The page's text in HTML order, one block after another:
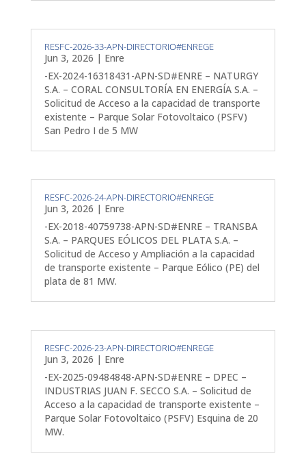
RESFC-2026-33-APN-DIRECTORIO#ENREGE
Jun 3, 2026 | Enre
-EX-2024-16318431-APN-SD#ENRE – NATURGY
S.A. – CORAL CONSULTORÍA EN ENERGÍA S.A. –
Solicitud de Acceso a la capacidad de transporte
existente – Parque Solar Fotovoltaico (PSFV)
San Pedro I de 5 MW
RESFC-2026-24-APN-DIRECTORIO#ENREGE
Jun 3, 2026 | Enre
-EX-2018-40759738-APN-SD#ENRE – TRANSBA
S.A. – PARQUES EÓLICOS DEL PLATA S.A. –
Solicitud de Acceso y Ampliación a la capacidad
de transporte existente – Parque Eólico (PE) del
plata de 81 MW.
RESFC-2026-23-APN-DIRECTORIO#ENREGE
Jun 3, 2026 | Enre
-EX-2025-09484848-APN-SD#ENRE – DPEC –
INDUSTRIAS JUAN F. SECCO S.A. – Solicitud de
Acceso a la capacidad de transporte existente –
Parque Solar Fotovoltaico (PSFV) Esquina de 20
MW.